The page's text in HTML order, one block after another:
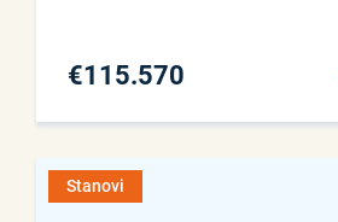
€115.570
Stanovi